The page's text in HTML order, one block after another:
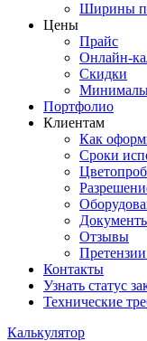
Ширины
Цены
Прайс
Онлайн-
Скидки
Портфолио
Клиентам
Как
Сроки
Отзывы
Претензии
Контакты
Узнать статус
Технические
Калькулятор